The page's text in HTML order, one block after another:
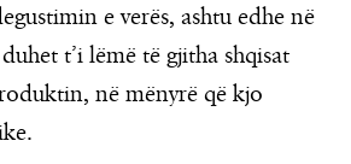
e verës, ashtu edhe në
t’i lëmë të gjitha shqisat
në mënyrë që kjo